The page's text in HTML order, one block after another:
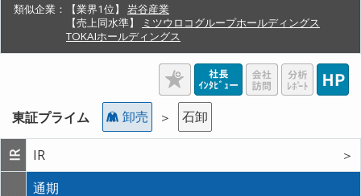
類似企業：
【業界1位】
岩谷産業
【売上同水準】
ミツウロコグループホールディングス
TOKAIホールディングス
東証プライム 卸売 ＞ 石卸
IR IR ＞
通期